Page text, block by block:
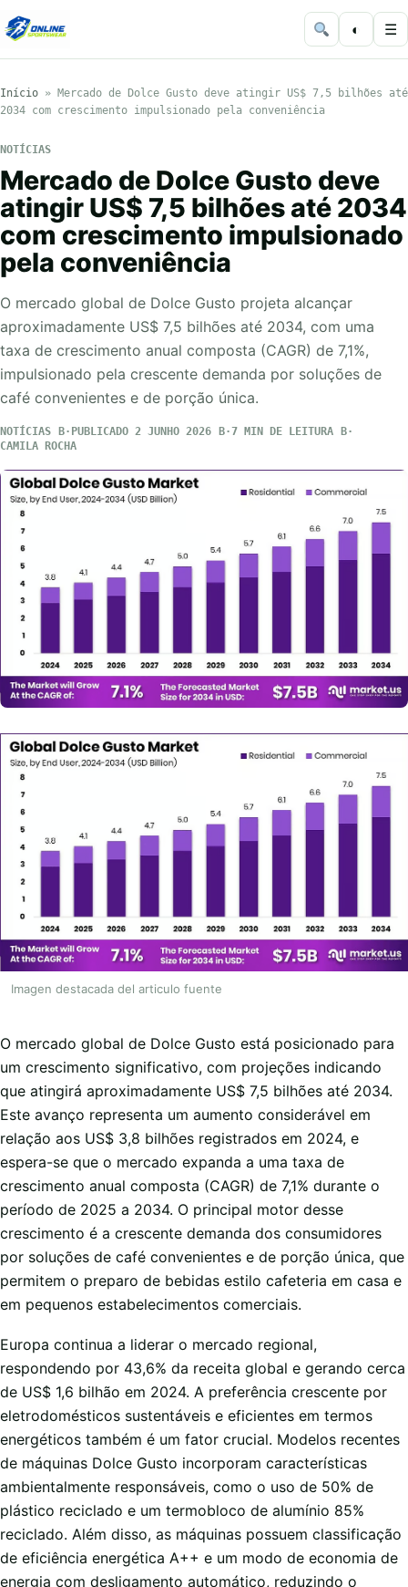
◐ ☰
Início » Mercado de Dolce Gusto deve atingir US$ 7,5 bilhões até
2034 com crescimento impulsionado pela conveniência
NOTÍCIAS
Mercado de Dolce Gusto deve
atingir US$ 7,5 bilhões até 2034
com crescimento impulsionado
pela conveniência
O mercado global de Dolce Gusto projeta alcançar
aproximadamente US$ 7,5 bilhões até 2034, com uma
taxa de crescimento anual composta (CAGR) de 7,1%,
impulsionado pela crescente demanda por soluções de
café convenientes e de porção única.
NOTÍCIAS PUBLICADO 2 JUNHO 2026
7 MIN DE LEITURA
CAMILA ROCHA
Imagen destacada del articulo fuente
O mercado global de Dolce Gusto está posicionado para
um crescimento significativo, com projeções indicando
que atingirá aproximadamente US$ 7,5 bilhões até 2034.
Este avanço representa um aumento considerável em
relação aos US$ 3,8 bilhões registrados em 2024, e
espera-se que o mercado expanda a uma taxa de
crescimento anual composta (CAGR) de 7,1% durante o
período de 2025 a 2034. O principal motor desse
crescimento é a crescente demanda dos consumidores
por soluções de café convenientes e de porção única, que
permitem o preparo de bebidas estilo cafeteria em casa e
em pequenos estabelecimentos comerciais.
Europa continua a liderar o mercado regional,
respondendo por 43,6% da receita global e gerando cerca
de US$ 1,6 bilhão em 2024. A preferência crescente por
eletrodomésticos sustentáveis e eficientes em termos
energéticos também é um fator crucial. Modelos recentes
de máquinas Dolce Gusto incorporam características
ambientalmente responsáveis, como o uso de 50% de
plástico reciclado e um termobloco de alumínio 85%
reciclado. Além disso, as máquinas possuem classificação
de eficiência energética A++ e um modo de economia de
energia com desligamento automático, reduzindo o